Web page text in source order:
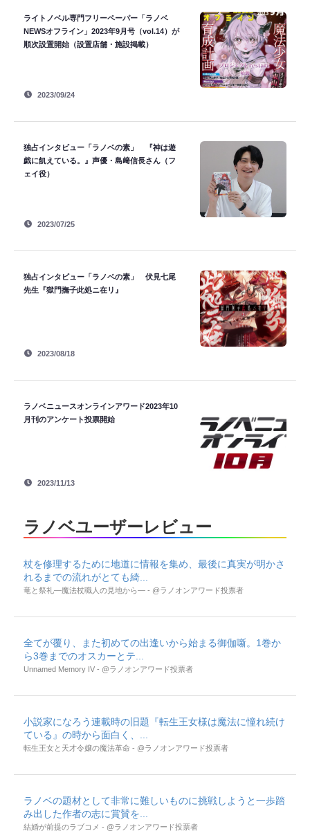
ライトノベル専門フリーペーパー「ラノベ
NEWSオフライン」2023年9月号（vol.14）が
順次設置開始（設置店舗・施設掲載）
2023/09/24
独占インタビュー「ラノベの素」 『神は遊
戯に飢えている。』声優・島﨑信長さん（フ
ェイ役）
2023/07/25
独占インタビュー「ラノベの素」 伏見七尾
先生『獄門撫子此処ニ在リ』
2023/08/18
ラノベニュースオンラインアワード2023年10
月刊のアンケート投票開始
2023/11/13
ラノベユーザーレビュー
杖を修理するために地道に情報を集め、最後に真実が明かさ
れるまでの流れがとても綺...
竜と祭礼―魔法杖職人の見地から― - @ラノオンアワード投票者
全てが覆り、また初めての出逢いから始まる御伽噺。1巻か
ら3巻までのオスカーとテ...
Unnamed Memory IV - @ラノオンアワード投票者
小説家になろう連載時の旧題『転生王女様は魔法に憧れ続け
ている』の時から面白く、...
転生王女と天才令嬢の魔法革命 - @ラノオンアワード投票者
ラノベの題材として非常に難しいものに挑戦しようと一歩踏
み出した作者の志に賞賛を...
結婚が前提のラブコメ - @ラノオンアワード投票者